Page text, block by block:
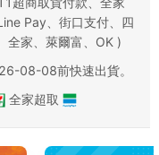
Pay、街口支付、四
全家、萊爾富、OK )
08-08前快速出貨。
全家超取